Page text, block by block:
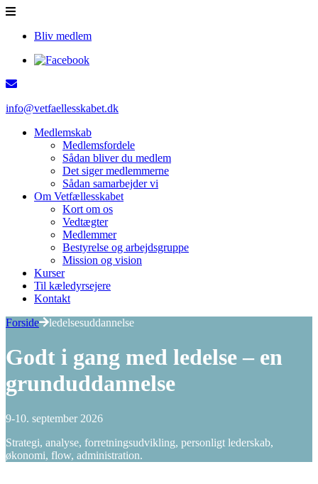
Bliv medlem
info@vetfaellesskabet.dk
Medlemskab
Medlemsfordele
Sådan bliver du medlem
Det siger medlemmerne
Sådan samarbejder vi
Om Vetfællesskabet
Kort om os
Vedtægter
Medlemmer
Bestyrelse og arbejdsgruppe
Mission og vision
Kurser
Til kæledyrsejere
Kontakt
Forside
ledelsesuddannelse
Godt i gang med ledelse – en
grunduddannelse
9-10. september 2026
Strategi, analyse, forretningsudvikling, personligt lederskab,
økonomi, flow, administration.